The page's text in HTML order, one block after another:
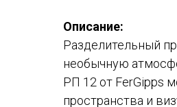
Описание:
Разделительный
необычную
РП 12 от FerGipps
пространства и